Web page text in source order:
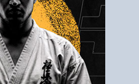
Войти
Напомнить пароль